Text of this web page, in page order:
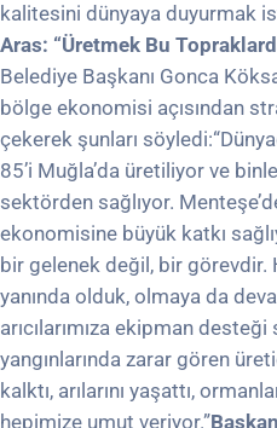
kalitesini dünyaya duyurmak
Aras: “Üretmek Bu
Belediye Başkanı Gonca
bölge ekonomisi açısından
çekerek şunları
85’i Muğla’da üretiliyor ve
sektörden sağlıyor.
ekonomisine büyük katkı
bir gelenek değil, bir görevdir.
yanında olduk, olmaya da
arıcılarımıza ekipman
yangınlarında zarar gören
kalktı, arılarını yaşattı,
hepimize umut veriyor.”